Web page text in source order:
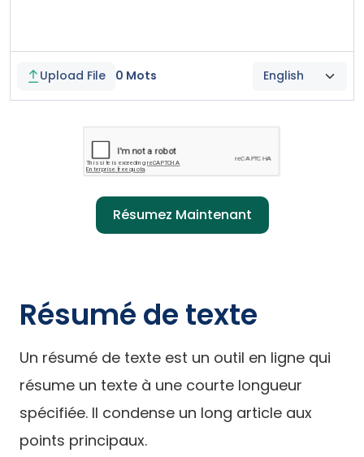
Upload File 0 Mots
Résumez Maintenant
Résumé de texte
Un résumé de texte est un outil en ligne qui
résume un texte à une courte longueur
spécifiée. Il condense un long article aux
points principaux.